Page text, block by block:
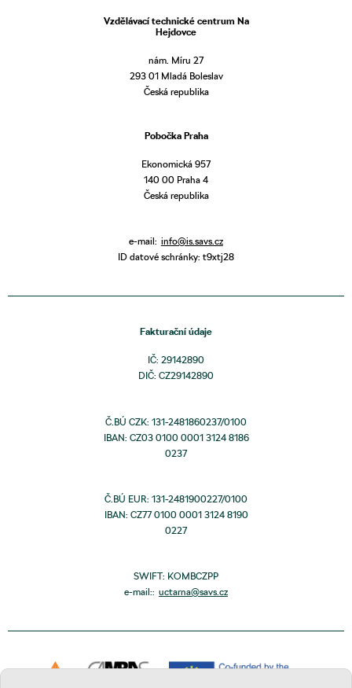
Vzdělávací technické centrum Na
Hejdovce
nám. Míru 27
293 01 Mladá Boleslav
Česká republika
Pobočka Praha
Ekonomická 957
140 00 Praha 4
Česká republika
e-mail: info@is.savs.cz
ID datové schránky: t9xtj28
Fakturační údaje
IČ: 29142890
DIČ: CZ29142890
Č.BÚ CZK: 131-2481860237/0100
IBAN: CZ03 0100 0001 3124 8186
0237
Č.BÚ EUR: 131-2481900227/0100
IBAN: CZ77 0100 0001 3124 8190
0227
SWIFT: KOMBCZPP
e-mail:: uctarna@savs.cz